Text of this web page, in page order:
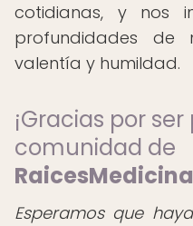
cotidianas, y nos
profundidades de
valentía y humildad.
¡Gracias por
comunidad de
Esperamos que